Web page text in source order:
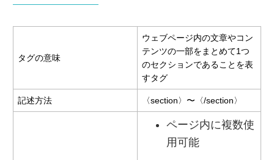
タグの意味
ウェブページ内の文章やコン
テンツの一部をまとめて1つ
のセクションであることを表
すタグ
記述方法 〈section〉〜〈/section〉
ページ内に複数使
用可能